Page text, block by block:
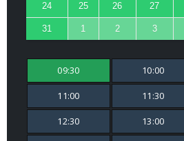
24 25 26 27
31 1 2 3
09:30 10:00
11:00 11:30
12:30 13:00